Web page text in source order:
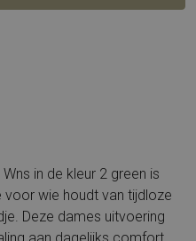
in de kleur 2 green is
voor wie houdt van tijdloze
Deze dames uitvoering